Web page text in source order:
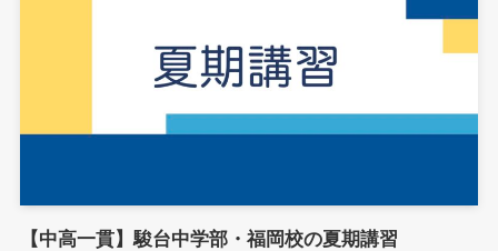
【中高一貫】駿台中学部・福岡校の夏期講習